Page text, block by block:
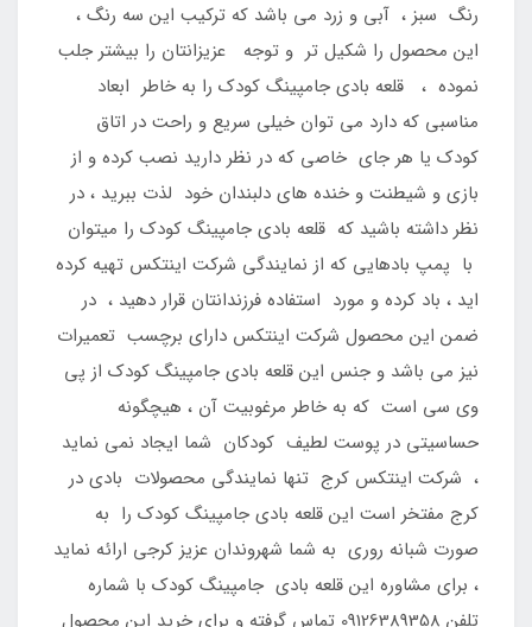
رنگ سبز ، آبی و زرد می باشد که ترکیب این سه رنگ ،
این محصول را شکیل تر و توجه عزیزانتان را بیشتر جلب
نموده ، قلعه بادی جامپینگ کودک را به خاطر ابعاد
مناسبی که دارد می توان خیلی سریع و راحت در اتاق
کودک یا هر جای خاصی که در نظر دارید نصب کرده و از
بازی و شیطنت و خنده های دلبندان خود لذت ببرید ، در
نظر داشته باشید که قلعه بادی جامپینگ کودک را میتوان
با پمپ بادهایی که از نمایندگی شرکت اینتکس تهیه کرده
اید ، باد کرده و مورد استفاده فرزندانتان قرار دهید ، در
ضمن این محصول شرکت اینتکس دارای برچسب تعمیرات
نیز می باشد و جنس این قلعه بادی جامپینگ کودک از پی
وی سی است که به خاطر مرغوبیت آن ، هیچگونه
حساسیتی در پوست لطیف کودکان شما ایجاد نمی نماید
، شرکت اینتکس کرج تنها نمایندگی محصولات بادی در
کرج مفتخر است این قلعه بادی جامپینگ کودک را به
صورت شبانه روری به شما شهروندان عزیز کرجی ارائه نماید
، برای مشاوره این قلعه بادی جامپینگ کودک با شماره